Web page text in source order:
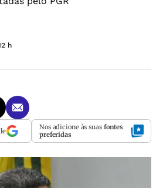
h
Nos adicione às suas fontes
preferidas